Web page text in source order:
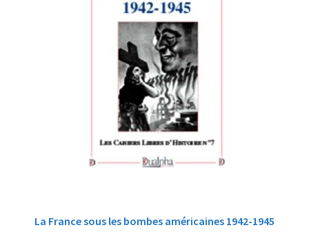
La France sous les bombes américaines 1942-1945